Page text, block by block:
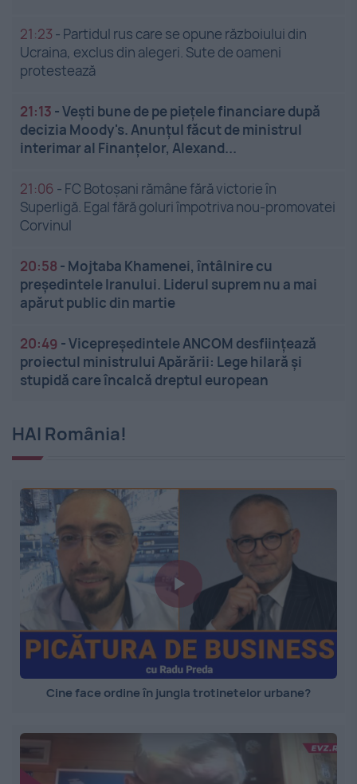
21:23 - Partidul rus care se opune războiului din
Ucraina, exclus din alegeri. Sute de oameni
protestează
21:13 -Vești bune de pe piețele financiare după
decizia Moody's. Anunțul făcut de ministrul
interimar al Finanțelor, Alexand...
21:06 - FC Botoșani rămâne fără victorie în
Superligă. Egal fără goluri împotriva nou-promovatei
Corvinul
20:58 - Mojtaba Khamenei, întâlnire cu
președintele Iranului. Liderul suprem nu a mai
apărut public din martie
20:49 -Vicepreședintele ANCOM desființează
proiectul ministrului Apărării: Lege hilară și
stupidă care încalcă dreptul european
HAI România!
Cine face ordine în jungla trotinetelor urbane?